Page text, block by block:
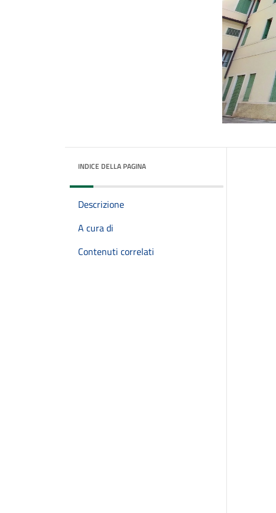
INDICE DELLA PAGINA
Descrizione
A cura di
Contenuti correlati